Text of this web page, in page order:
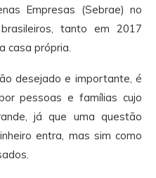
Empresas (Sebrae) no
tanto em 2017
casa própria.
desejado e importante, é
pessoas e famílias cujo
já que uma questão
entra, mas sim como